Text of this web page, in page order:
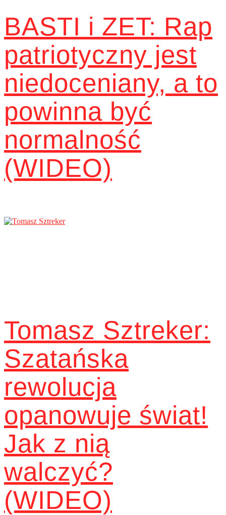
BASTI i ZET: Rap
patriotyczny jest
niedoceniany, a to
powinna być
normalność
(WIDEO)
Tomasz Sztreker:
Szatańska
rewolucja
opanowuje świat!
Jak z nią
walczyć?
(WIDEO)